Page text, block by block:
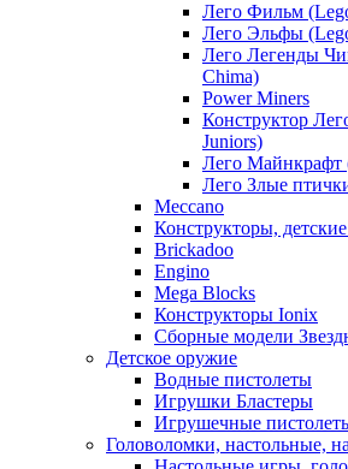
Лего Фильм
Лего Эльфы
Лего Легенды
Chima)
Power Miners
Конструктор
Juniors)
Лего Майнкрафт
Лего Злые
Meccano
Конструкторы,
Brickadoo
Engino
Mega Blocks
Конструкторы Ionix
Сборные модели
Детское оружие
Водные пистолеты
Игрушки Бластеры
Игрушечные
Головоломки, настольные,